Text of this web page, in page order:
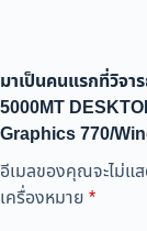
มาเป็นคนแรกที่วิจ
5000MT
Graphics 770/
อีเมลของคุณจะไม่แ
เครื่องหมาย *